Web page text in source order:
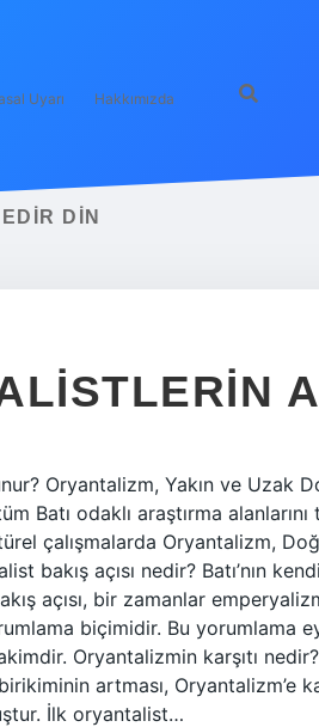
Uyarı Hakkımızda
DIN
Oryantalizm, Yakın ve Uzak
Batı odaklı araştırma
çalışmalarda Oryantalizm,
bakış açısı nedir? Batı’nın
açısı, bir zamanlar
biçimidir. Bu yorumlama
Oryantalizmin karşıtı
artması, Oryantalizm’e
İlk oryantalist…